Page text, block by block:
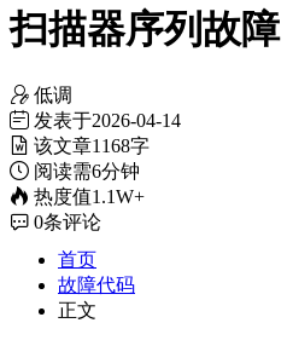
扫描器序列故障
低调
发表于2026-04-14
该文章1168字
阅读需6分钟
热度值1.1W+
0条评论
首页
故障代码
正文